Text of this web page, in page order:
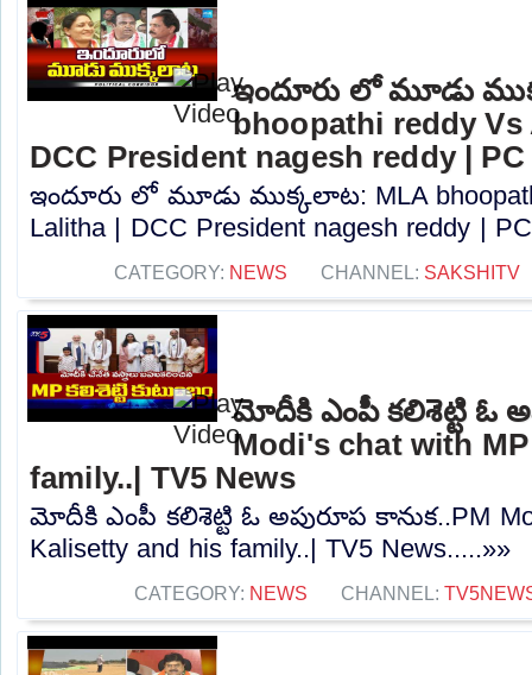
ఇందూరు లో మూడు
bhoopathi reddy Vs
DCC President nagesh reddy | PC
ఇందూరు లో మూడు ముక్కలాట: MLA
Lalitha | DCC President nagesh reddy |
CATEGORY: NEWS CHANNEL: SAKSHITV
మోదీకి ఎంపీ కలిశెట్టి ఓ
Modi's chat with
family..| TV5 News
మోదీకి ఎంపీ కలిశెట్టి ఓ అపురూప కానుక..PM
Kalisetty and his family..| TV5 News.....»»
CATEGORY: NEWS CHANNEL: